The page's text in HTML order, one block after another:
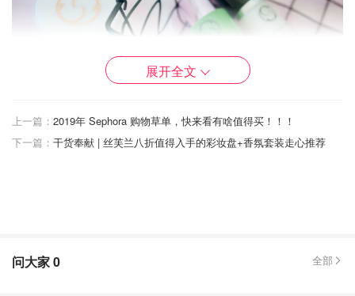
展开全文
上一篇： 2019年 Sephora 购物草单，快来看有啥值得买！！！
下一篇： 干货奉献 | 丝芙兰八折值得入手的彩妆盘+香氛套装走心推荐
问大家0 全部